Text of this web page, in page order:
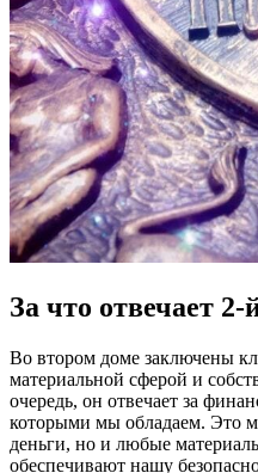
За что отвечает
Во втором доме заключены
материальной сферой и
очередь, он отвечает за
которыми мы обладаем. Это
деньги, но и любые
обеспечивают нашу